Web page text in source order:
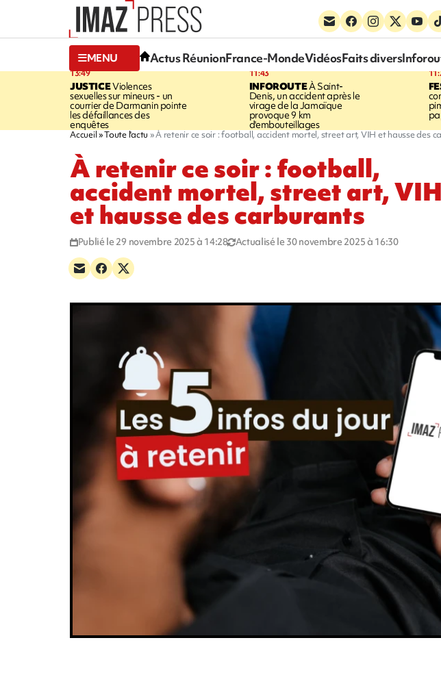
MENU Actus RéunionFrance-MondeVidéosFaits divers
13:49
JUSTICEViolences
sexuelles sur mineurs - un
courrier de Darmanin pointe
les défaillances des
enquêtes
11:43
INFOROUTEÀ Saint-
Denis, un accident après le
virage de la Jamaïque
provoque 9 km
d'embouteillages
Accueil Toute l'actu À retenir ce soir : football, accident mortel, street art, VIH et hausse des
À retenir ce soir : football,
accident mortel, street art, VIH
et hausse des carburants
Publié le 29 novembre 2025 à 14:28 Actualisé le 30 novembre 2025 à 16:30